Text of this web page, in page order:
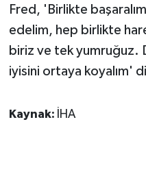
Fred, 'Birlikte
edelim, hep birlikte
biriz ve tek yumruğuz.
iyisini ortaya koyalım'
Kaynak: İHA